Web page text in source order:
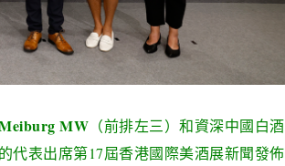
MW （前排左三）和資深中國白酒
代表出席第17屆香港國際美酒展新聞發佈